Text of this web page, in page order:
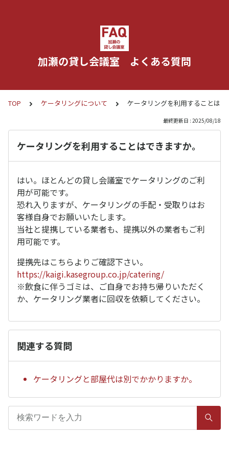
加瀬の貸し会議室 よくある質問
TOP ケータリングについて ケータリングを利用することは
最終更新日 : 2025/08/18
ケータリングを利用することはできますか。
はい。ほとんどの貸し会議室でケータリングのご利
用が可能です。
恐れ入りますが、ケータリングの手配・受取りはお
客様自身でお願いいたします。
当社と提携している業者も、提携以外の業者もご利
用可能です。
提携先はこちらよりご確認下さい。
https://kaigi.kasegroup.co.jp/catering/
※飲食に伴うゴミは、ご自身でお持ち帰りいただく
か、ケータリング業者に回収を依頼してください。
関連する質問
ケータリングと部屋代は別でかかりますか。